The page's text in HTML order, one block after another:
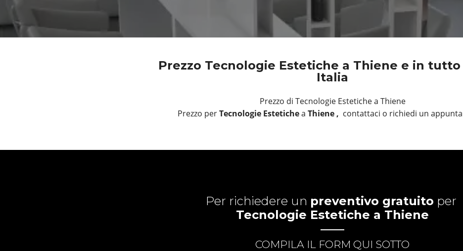
Prezzo Tecnologie Estetiche a Thiene e in
Italia
Prezzo di Tecnologie Estetiche a Thiene
Prezzo perTecnologie Estetichea Thiene , contattaci o richiedi un
Per richiedere un preventivo gratuito per
Tecnologie Estetiche a Thiene
COMPILA IL FORM QUI SOTTO